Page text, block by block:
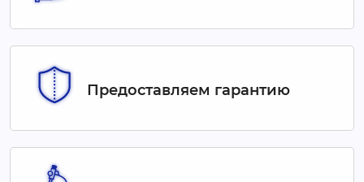
Предоставляем гарантию